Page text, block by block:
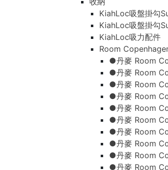
KiahLoc吸盤掛勾
KiahLoc吸盤掛勾
KiahLoc吸力配件
Room
●丹麥 Room
●丹麥 Room
●丹麥 Room
●丹麥 Room
●丹麥 Room
●丹麥 Room
●丹麥 Room
●丹麥 Room
●丹麥 Room
●丹麥 Room